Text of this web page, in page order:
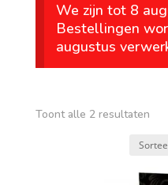
€ 19
We zijn tot 8
Bestellingen
augustus
Toont alle 2 resultaten